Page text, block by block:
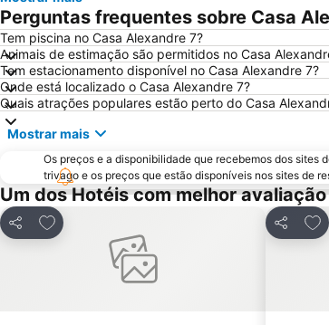
Perguntas frequentes sobre Casa
Tem piscina no Casa Alexandre 7?
Animais de estimação são permitidos no Casa
Tem estacionamento disponível no Casa Alexandre 7?
Onde está localizado o Casa Alexandre 7?
Quais atrações populares estão perto do Casa
Mostrar mais
Os preços e a disponibilidade que recebemos dos sites
trivago e os preços que estão disponíveis nos sites de
Um dos Hotéis com melhor
Partilhar
Adicionar aos favoritos
Partilhar